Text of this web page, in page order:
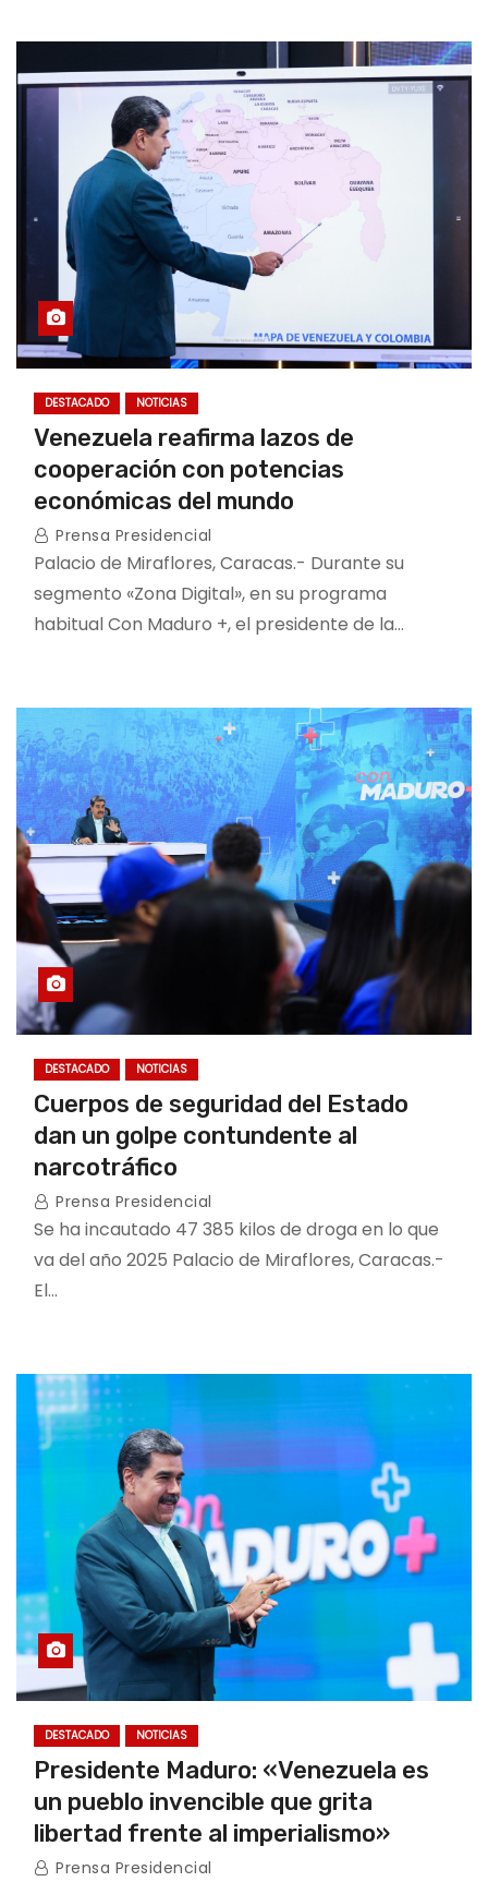
DESTACADO NOTICIAS
Venezuela reafirma lazos de
cooperación con potencias
económicas del mundo
Prensa Presidencial
Palacio de Miraflores, Caracas.- Durante su
segmento «Zona Digital», en su programa
habitual Con Maduro +, el presidente de la…
DESTACADO NOTICIAS
Cuerpos de seguridad del Estado
dan un golpe contundente al
narcotráfico
Prensa Presidencial
Se ha incautado 47 385 kilos de droga en lo que
va del año 2025 Palacio de Miraflores, Caracas.-
El…
DESTACADO NOTICIAS
Presidente Maduro: «Venezuela es
un pueblo invencible que grita
libertad frente al imperialismo»
Prensa Presidencial